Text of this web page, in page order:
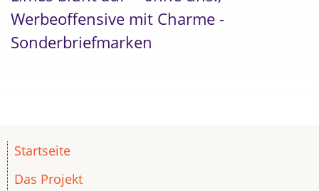
Werbeoffensive mit Charme -
Sonderbriefmarken
Startseite
Das Projekt